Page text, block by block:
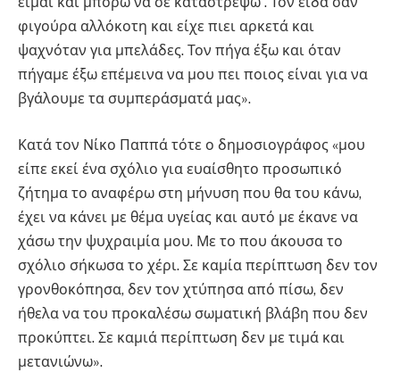
φιγούρα αλλόκοτη και είχε πιει αρκετά και
ψαχνόταν για μπελάδες. Τον πήγα έξω και όταν
πήγαμε έξω επέμεινα να μου πει ποιος είναι για να
βγάλουμε τα συμπεράσματά μας».
Κατά τον Νίκο Παππά τότε ο δημοσιογράφος «μου
είπε εκεί ένα σχόλιο για ευαίσθητο προσωπικό
ζήτημα το αναφέρω στη μήνυση που θα του κάνω,
έχει να κάνει με θέμα υγείας και αυτό με έκανε να
χάσω την ψυχραιμία μου. Με το που άκουσα το
σχόλιο σήκωσα το χέρι. Σε καμία περίπτωση δεν τον
γρονθοκόπησα, δεν τον χτύπησα από πίσω, δεν
ήθελα να του προκαλέσω σωματική βλάβη που δεν
προκύπτει. Σε καμιά περίπτωση δεν με τιμά και
μετανιώνω».